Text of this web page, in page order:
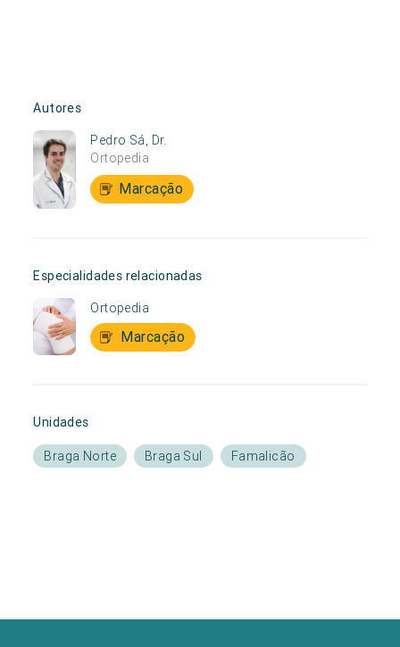
Autores
Pedro Sá, Dr.
Ortopedia
Marcação
Especialidades relacionadas
Ortopedia
Marcação
Unidades
Braga Norte Braga Sul Famalicão